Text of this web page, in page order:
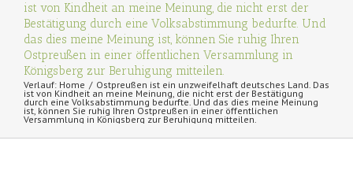
ist von Kindheit an meine Meinung, die nicht erst der
Bestätigung durch eine Volksabstimmung bedurfte. Und
das dies meine Meinung ist, können Sie ruhig Ihren
Ostpreußen in einer öffentlichen Versammlung in
Königsberg zur Beruhigung mitteilen.
Verlauf: Home Ostpreußen ist ein unzweifelhaft deutsches Land. Das
ist von Kindheit an meine Meinung, die nicht erst der Bestätigung
durch eine Volksabstimmung bedurfte. Und das dies meine Meinung
ist, können Sie ruhig Ihren Ostpreußen in einer öffentlichen
Versammlung in Königsberg zur Beruhigung mitteilen.